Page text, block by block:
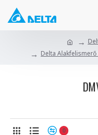
Delta
0